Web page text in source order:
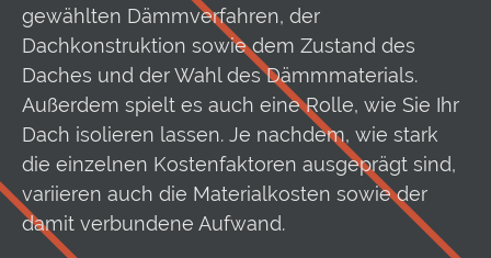
gewählten Dämmverfahren, der
Dachkonstruktion sowie dem Zustand des
Daches und der Wahl des Dämmmaterials.
Außerdem spielt es auch eine Rolle, wie Sie Ihr
Dach isolieren lassen. Je nachdem, wie stark
die einzelnen Kostenfaktoren ausgeprägt sind,
variieren auch die Materialkosten sowie der
damit verbundene Aufwand.